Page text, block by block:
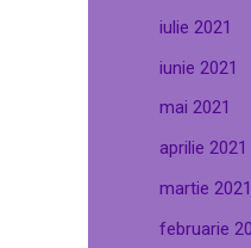
iulie 2021
iunie 2021
mai 2021
aprilie 2021
martie 2021
februarie